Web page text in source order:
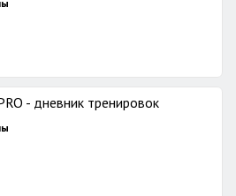
- дневник тренировок